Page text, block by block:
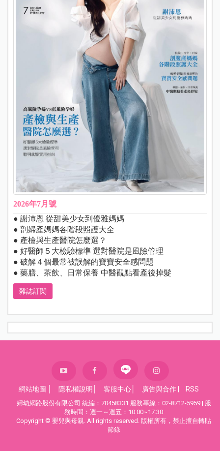
2026年7月號
● 謝沛恩 從甜美少女到優雅媽媽
● 剖婦產媽媽各階段照護大全
● 產檢與生產醫院怎麼選？
● 好醫師５大檢驗標準 選對醫院是風險管理
● 破解４個最常被誤解的寶寶安全感問題
● 藥膳、茶飲、日常保養 中醫觀點看產後掉髮
雜誌訂閱
網站地圖 隱私權說明 客服中心 廣告與合作 RSS
婦幼網路股份有限公司 統編：70458331 服務專線：02-8712-5959 | 服
務時間：週一～週五：10:00~17:30
Copyright © 嬰兒與母親. All rights reserved. 版權所有，禁止擅自轉貼
節錄